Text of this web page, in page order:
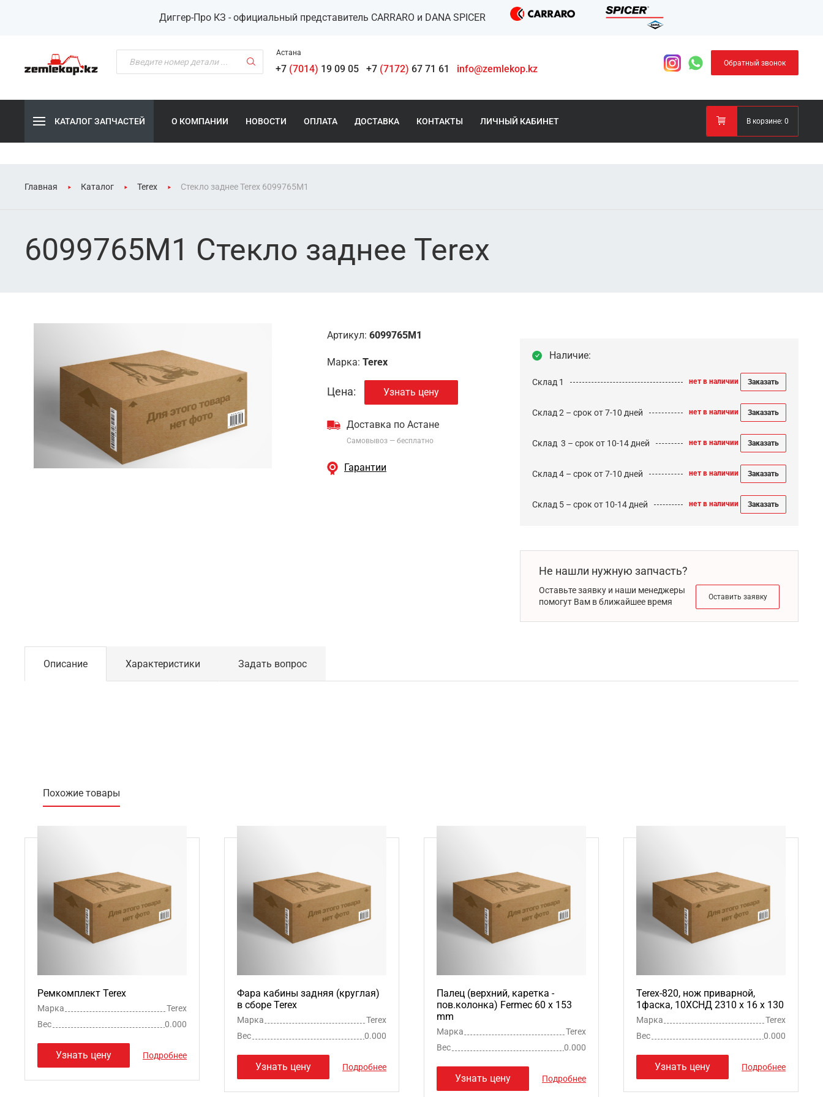
Диггер-Про КЗ - официальный представитель CARRARO и DANA SPICER
Астана
+7 (7014) 19 09 05 +7 (7172) 67 71 61 info@zemlekop.kz Обратный звонок
КАТАЛОГ ЗАПЧАСТЕЙ О КОМПАНИИ НОВОСТИ ОПЛАТА ДОСТАВКА КОНТАКТЫ ЛИЧНЫЙ КАБИНЕТ В корзине: 0
Главная Каталог Terex Стекло заднее Terex 6099765M1
6099765M1 Стекло заднее Terex
Артикул: 6099765M1
Марка: Terex
Цена: Узнать цену
Доставка по Астане
Самовывоз — бесплатно
Гарантии
Наличие:
Склад 1 нет в наличии Заказать
Склад 2 – срок от 7-10 дней нет в наличии Заказать
Cклад 3 – срок от 10-14 дней нет в наличии Заказать
Склад 4 – срок от 7-10 дней нет в наличии Заказать
Склад 5 – срок от 10-14 дней нет в наличии Заказать
Не нашли нужную запчасть?
Оставьте заявку и наши менеджеры
помогут Вам в ближайшее время
Оставить заявку
Описание Характеристики Задать вопрос
Похожие товары
Ремкомплект Terex
Марка
Terex
Вес
0.000
Узнать цену Подробнее
Фара кабины задняя (круглая)
в сборе Terex
Марка
Terex
Вес
0.000
Узнать цену Подробнее
Палец (верхний, каретка -
пов.колонка) Fermec 60 x 153
mm
Марка
Terex
Вес
0.000
Узнать цену Подробнее
Terex-820, нож приварной,
1фаска, 10ХСНД 2310 х 16 х 130
Марка
Terex
Вес
0.000
Узнать цену Подробнее